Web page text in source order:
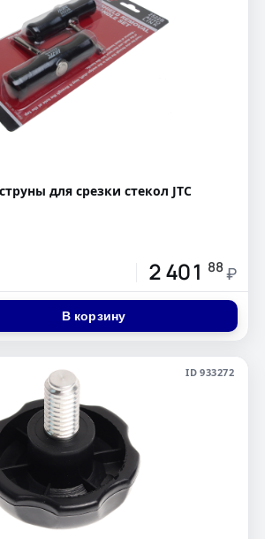
для срезки стекол JTC
2 401 88 ₽
В корзину
ID 933272